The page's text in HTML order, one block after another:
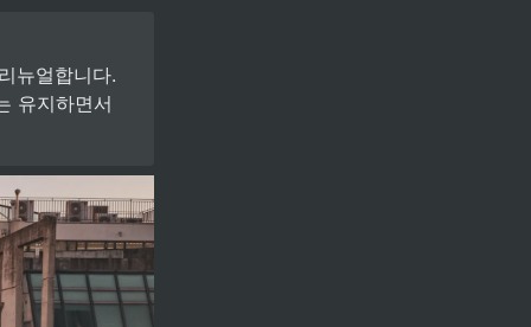
뉴얼합니다.
유지하면서